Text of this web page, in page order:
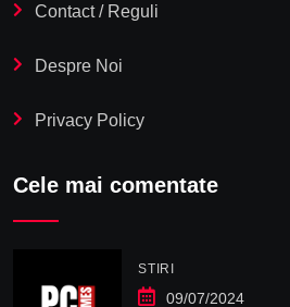
Contact / Reguli
Despre Noi
Privacy Policy
Cele mai comentate
STIRI
09/07/2024